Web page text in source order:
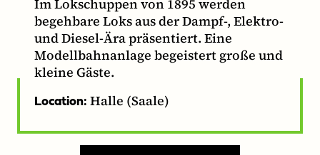
Im Lokschuppen von 1895 werden
begehbare Loks aus der Dampf-, Elektro-
und Diesel-Ära präsentiert. Eine
Modellbahnanlage begeistert große und
kleine Gäste.
Location: Halle (Saale)